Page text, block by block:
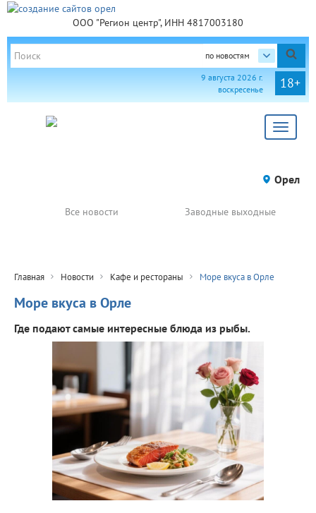
ООО "Регион центр", ИНН 4817003180
по новостям
18+
9 августа 2026 г.
воскресенье
Toggle
Орел
Все новости Заводные выходные
Главная Новости Кафе и рестораны Море вкуса в Орле
Море вкуса в Орле
Где подают самые интересные блюда из рыбы.